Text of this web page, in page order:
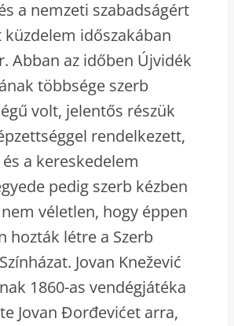
a nemzeti szabadságért
időszakában
Abban az időben Újvidék
többsége szerb
volt, jelentős részük
rendelkezett,
a kereskedelem
pedig szerb kézben
véletlen, hogy éppen
hozták létre a Szerb
Jovan Knežević
1860-as vendégjátéka
Jovan Đorđevićet arra,